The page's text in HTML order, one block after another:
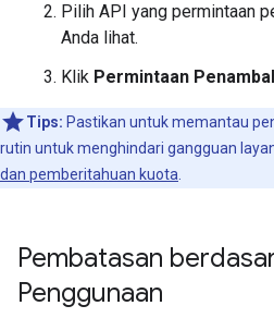
Pilih API yang permintaan
Anda lihat.
Klik Permintaan
Tips: Pastikan untuk memantau
rutin untuk menghindari gangguan
dan pemberitahuan kuota
Pembatasan
Penggunaan